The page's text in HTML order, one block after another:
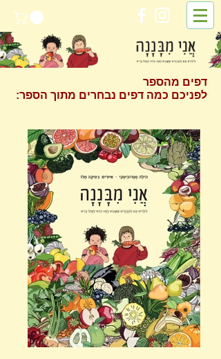
דפים מהספר
לפניכם כמה דפים נבחרים מתוך הספר: